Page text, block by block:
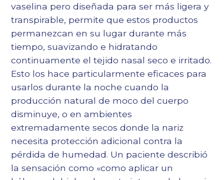
vaselina pero diseñada para ser más ligera y
transpirable, permite que estos productos
permanezcan en su lugar durante más
tiempo, suavizando e hidratando
continuamente el tejido nasal seco e irritado.
Esto los hace particularmente eficaces para
usarlos durante la noche cuando la
producción natural de moco del cuerpo
disminuye, o en ambientes
extremadamente secos donde la nariz
necesita protección adicional contra la
pérdida de humedad. Un paciente describió
la sensación como «como aplicar un